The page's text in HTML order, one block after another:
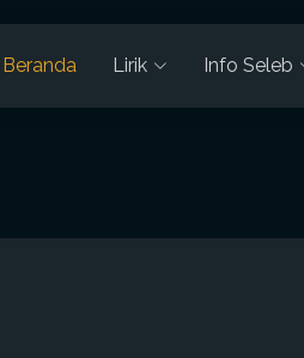
Beranda Lirik Info Seleb